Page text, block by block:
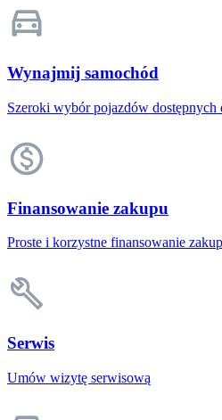
Wynajmij samochód
Szeroki wybór pojazdów
Finansowanie zakupu
Proste i korzystne finansowanie
Serwis
Umów wizytę serwisową